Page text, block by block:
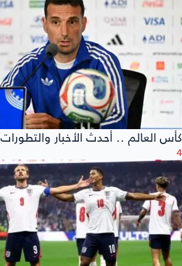
كأس العالم .. أحدث الأخبار والتطورات
4